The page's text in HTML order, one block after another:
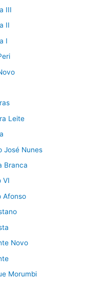
III
II
I
Leite
José Nunes
Branca
VI
Afonso
Novo
Morumbi